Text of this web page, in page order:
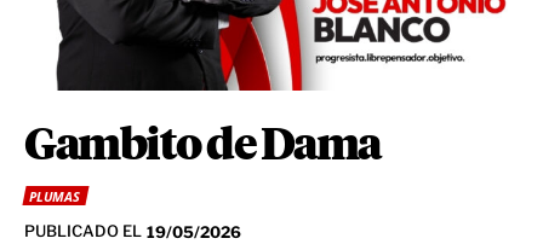
Gambito de Dama
PLUMAS
PUBLICADO EL 19/05/2026